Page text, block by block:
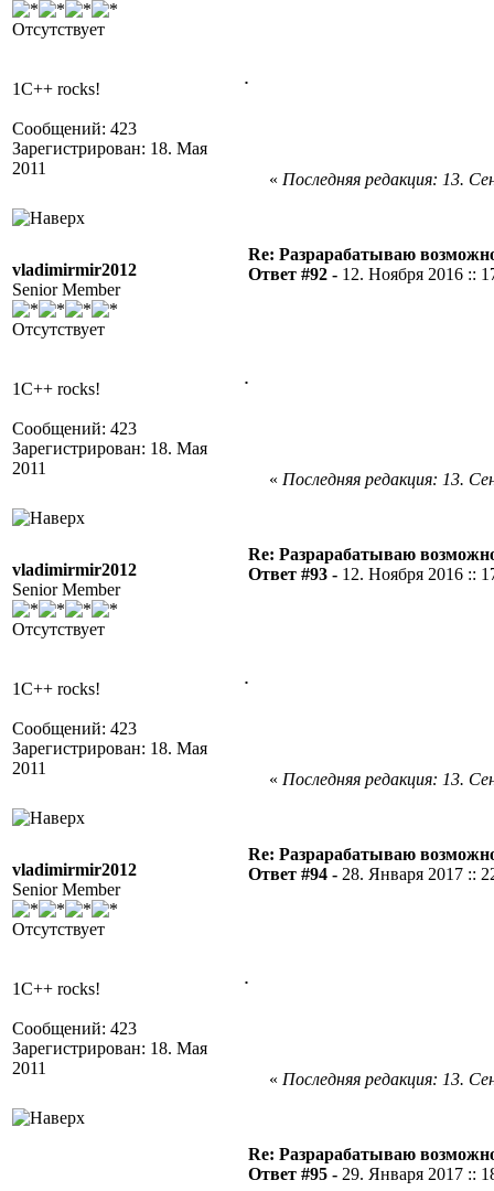
Отсутствует
1C++ rocks!
Сообщений: 423
Зарегистрирован: 18. Мая
2011
.
« Последняя редакция: 13.
vladimirmir2012
Senior Member
Отсутствует
1C++ rocks!
Сообщений: 423
Зарегистрирован: 18. Мая
2011
Re: Разрарабатываю
Ответ #92 - 12. Ноября 2016 ::
.
« Последняя редакция: 13.
vladimirmir2012
Senior Member
Отсутствует
1C++ rocks!
Сообщений: 423
Зарегистрирован: 18. Мая
2011
Re: Разрарабатываю
Ответ #93 - 12. Ноября 2016 ::
.
« Последняя редакция: 13.
vladimirmir2012
Senior Member
Отсутствует
1C++ rocks!
Сообщений: 423
Зарегистрирован: 18. Мая
2011
Re: Разрарабатываю
Ответ #94 - 28. Января 2017 ::
.
« Последняя редакция: 13.
Re: Разрарабатываю
Ответ #95 - 29. Января 2017 ::